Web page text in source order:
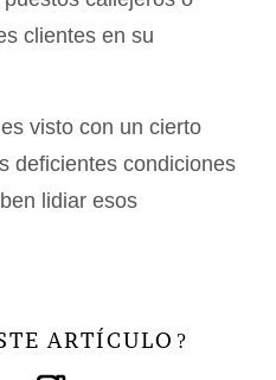
clientes en su
visto con un cierto
deficientes condiciones
lidiar esos
ARTÍCULO ?